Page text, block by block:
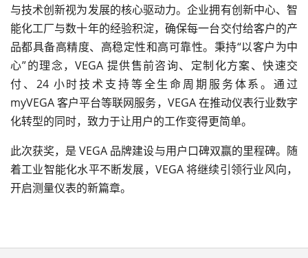
与技术创新视为发展的核心驱动力。企业拥有创新中心、智
能化工厂与数十年的经验积淀，确保每一台交付给客户的产
品都具备高精度、高稳定性和高可靠性。秉持“以客户为中
心”的理念，VEGA 提供售前咨询、定制化方案、快速交
付、24 小时技术支持等全生命周期服务体系。通过
myVEGA 客户平台等联网服务，VEGA 在推动仪表行业数字
化转型的同时，致力于让用户的工作变得更简单。
此次获奖，是 VEGA 品牌建设与用户口碑双赢的里程碑。随
着工业智能化水平不断发展，VEGA 将继续引领行业风向，
开启测量仪表的新篇章。